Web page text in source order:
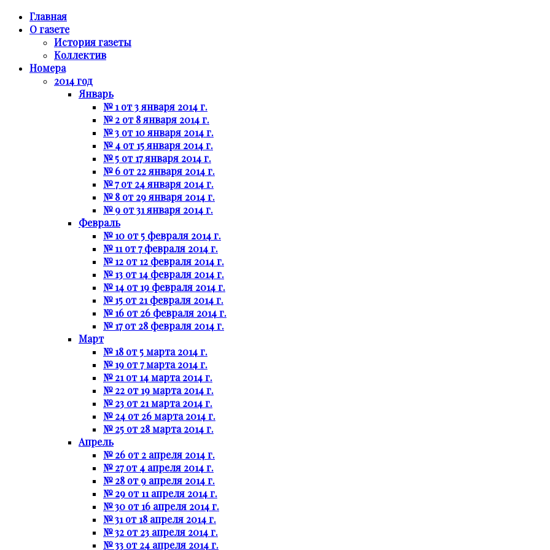
Главная
О газете
История газеты
Коллектив
Номера
2014 год
Январь
№ 1 от 3 января 2014 г.
№ 2 от 8 января 2014 г.
№ 3 от 10 января 2014 г.
№ 4 от 15 января 2014 г.
№ 5 от 17 января 2014 г.
№ 6 от 22 января 2014 г.
№ 7 от 24 января 2014 г.
№ 8 от 29 января 2014 г.
№ 9 от 31 января 2014 г.
Февраль
№ 10 от 5 февраля 2014 г.
№ 11 от 7 февраля 2014 г.
№ 12 от 12 февраля 2014 г.
№ 13 от 14 февраля 2014 г.
№ 14 от 19 февраля 2014 г.
№ 15 от 21 февраля 2014 г.
№ 16 от 26 февраля 2014 г.
№ 17 от 28 февраля 2014 г.
Март
№ 18 от 5 марта 2014 г.
№ 19 от 7 марта 2014 г.
№ 21 от 14 марта 2014 г.
№ 22 от 19 марта 2014 г.
№ 23 от 21 марта 2014 г.
№ 24 от 26 марта 2014 г.
№ 25 от 28 марта 2014 г.
Апрель
№ 26 от 2 апреля 2014 г.
№ 27 от 4 апреля 2014 г.
№ 28 от 9 апреля 2014 г.
№ 29 от 11 апреля 2014 г.
№ 30 от 16 апреля 2014 г.
№ 31 от 18 апреля 2014 г.
№ 32 от 23 апреля 2014 г.
№ 33 от 24 апреля 2014 г.